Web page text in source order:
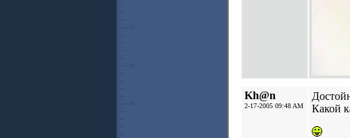
Kh@n
2-17-2005 09:48 AM
Какой